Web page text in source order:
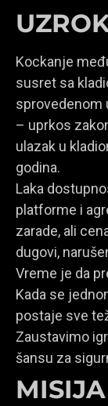
Kockanje
susret sa
sprovedenom
– uprkos
ulazak u
godina.
Laka
platforme i
zarade, ali
dugovi,
Vreme je da
Kada se
postaje sve
Zaustavimo
šansu za
MISIJA